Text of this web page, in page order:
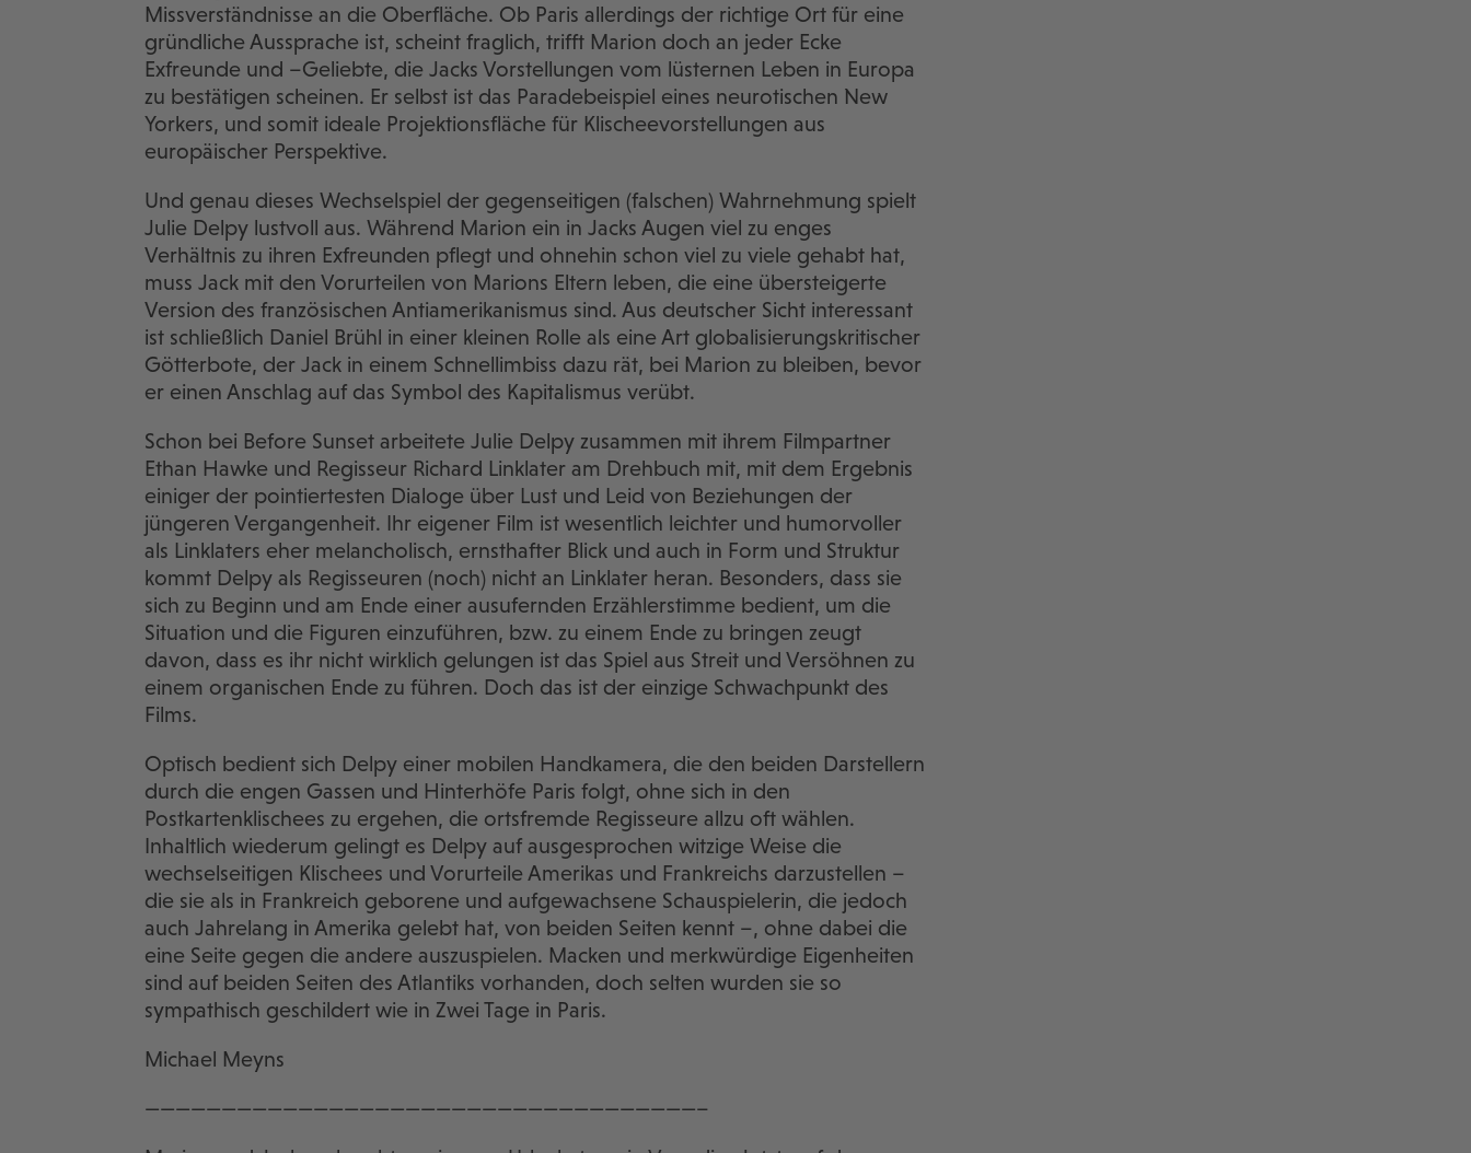
Missverständnisse an die Oberfläche. Ob Paris allerdings der richtige Ort für eine
gründliche Aussprache ist, scheint fraglich, trifft Marion doch an jeder Ecke
Exfreunde und –Geliebte, die Jacks Vorstellungen vom lüsternen Leben in Europa
zu bestätigen scheinen. Er selbst ist das Paradebeispiel eines neurotischen New
Yorkers, und somit ideale Projektionsfläche für Klischeevorstellungen aus
europäischer Perspektive.
Und genau dieses Wechselspiel der gegenseitigen (falschen) Wahrnehmung spielt
Julie Delpy lustvoll aus. Während Marion ein in Jacks Augen viel zu enges
Verhältnis zu ihren Exfreunden pflegt und ohnehin schon viel zu viele gehabt hat,
muss Jack mit den Vorurteilen von Marions Eltern leben, die eine übersteigerte
Version des französischen Antiamerikanismus sind. Aus deutscher Sicht interessant
ist schließlich Daniel Brühl in einer kleinen Rolle als eine Art globalisierungskritischer
Götterbote, der Jack in einem Schnellimbiss dazu rät, bei Marion zu bleiben, bevor
er einen Anschlag auf das Symbol des Kapitalismus verübt.
Schon bei Before Sunset arbeitete Julie Delpy zusammen mit ihrem Filmpartner
Ethan Hawke und Regisseur Richard Linklater am Drehbuch mit, mit dem Ergebnis
einiger der pointiertesten Dialoge über Lust und Leid von Beziehungen der
jüngeren Vergangenheit. Ihr eigener Film ist wesentlich leichter und humorvoller
als Linklaters eher melancholisch, ernsthafter Blick und auch in Form und Struktur
kommt Delpy als Regisseuren (noch) nicht an Linklater heran. Besonders, dass sie
sich zu Beginn und am Ende einer ausufernden Erzählerstimme bedient, um die
Situation und die Figuren einzuführen, bzw. zu einem Ende zu bringen zeugt
davon, dass es ihr nicht wirklich gelungen ist das Spiel aus Streit und Versöhnen zu
einem organischen Ende zu führen. Doch das ist der einzige Schwachpunkt des
Films.
Optisch bedient sich Delpy einer mobilen Handkamera, die den beiden Darstellern
durch die engen Gassen und Hinterhöfe Paris folgt, ohne sich in den
Postkartenklischees zu ergehen, die ortsfremde Regisseure allzu oft wählen.
Inhaltlich wiederum gelingt es Delpy auf ausgesprochen witzige Weise die
wechselseitigen Klischees und Vorurteile Amerikas und Frankreichs darzustellen –
die sie als in Frankreich geborene und aufgewachsene Schauspielerin, die jedoch
auch Jahrelang in Amerika gelebt hat, von beiden Seiten kennt –, ohne dabei die
eine Seite gegen die andere auszuspielen. Macken und merkwürdige Eigenheiten
sind auf beiden Seiten des Atlantiks vorhanden, doch selten wurden sie so
sympathisch geschildert wie in Zwei Tage in Paris.
Michael Meyns
————————————————————————————————————–